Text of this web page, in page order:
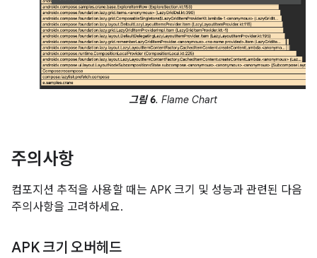
그림 6. Flame Chart
주의사항
컴포지션 추적을 사용할 때는 APK 크기 및 성능과 관련된 다음
주의사항을 고려하세요.
APK 크기 오버헤드